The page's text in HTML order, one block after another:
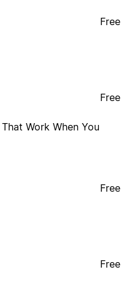
Free
Work When You
Free
Free
Free